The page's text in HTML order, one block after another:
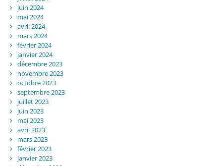
juin 2024
mai 2024
avril 2024
mars 2024
février 2024
janvier 2024
décembre 2023
novembre 2023
octobre 2023
septembre 2023
juillet 2023
juin 2023
mai 2023
avril 2023
mars 2023
février 2023
janvier 2023